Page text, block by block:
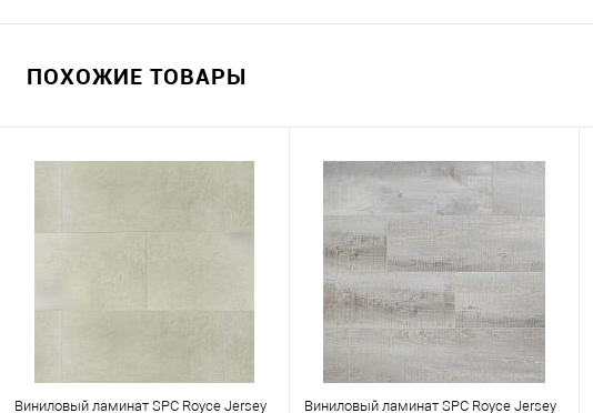
ПОХОЖИЕ ТОВАРЫ
Виниловый ламинат SPC Royce Jersey
Виниловый ламинат SPC Royce Jersey